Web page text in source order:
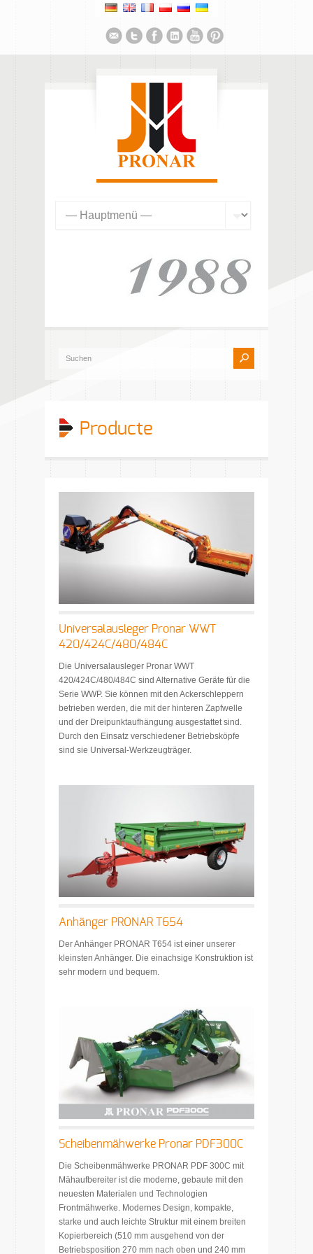
Producte
Universalausleger Pronar WWT
420/424C/480/484C
Die Universalausleger Pronar WWT
420/424C/480/484C sind Alternative Geräte für die
Serie WWP. Sie können mit den Ackerschleppern
betrieben werden, die mit der hinteren Zapfwelle
und der Dreipunktaufhängung ausgestattet sind.
Durch den Einsatz verschiedener Betriebsköpfe
sind sie Universal-Werkzeugträger.
Anhänger PRONAR T654
Der Anhänger PRONAR T654 ist einer unserer
kleinsten Anhänger. Die einachsige Konstruktion ist
sehr modern und bequem.
Scheibenmähwerke Pronar PDF300C
Die Scheibenmähwerke PRONAR PDF 300C mit
Mähaufbereiter ist die moderne, gebaute mit den
neuesten Materialen und Technologien
Frontmähwerke. Modernes Design, kompakte,
starke und auch leichte Struktur mit einem breiten
Kopierbereich (510 mm ausgehend von der
Betriebsposition 270 mm nach oben und 240 mm